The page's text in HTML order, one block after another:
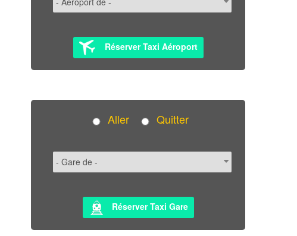
Réserver Taxi Aéroport
Aller Quitter
Réserver Taxi Gare